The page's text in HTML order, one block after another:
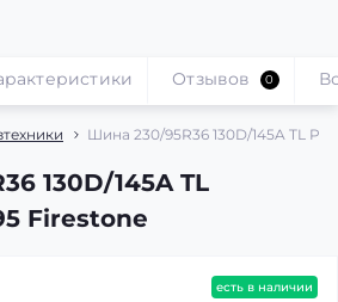
Шина 230/95R36 130D/145A TL
130D/145A TL
Firestone
Отзывов 0
есть в наличии